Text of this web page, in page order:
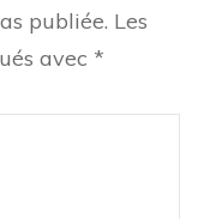
publiée. Les
avec *